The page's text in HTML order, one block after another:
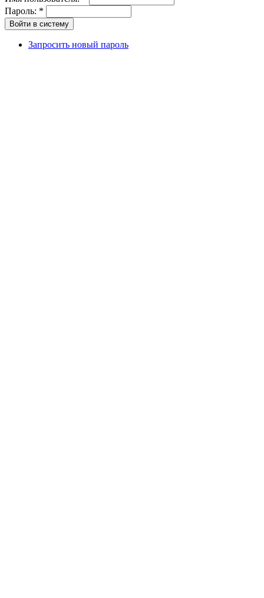
Пароль: *
Запросить новый пароль